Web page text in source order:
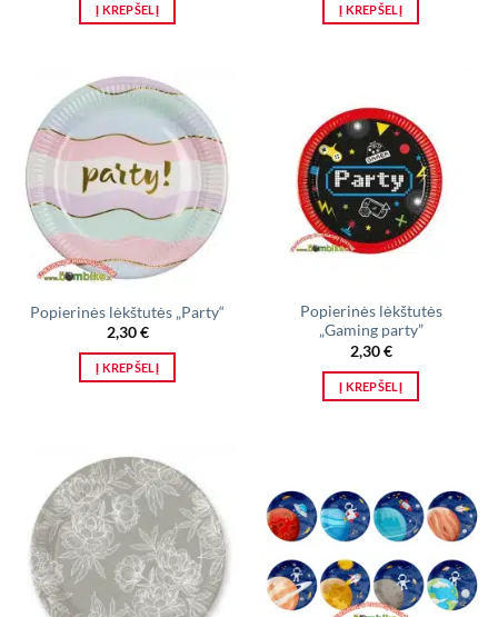
Į KREPŠELĮ Į KREPŠELĮ
Popierinės lėkštutės „Party“
2,30€
Į KREPŠELĮ
Popierinės lėkštutės
„Gaming party”
2,30€
Į KREPŠELĮ